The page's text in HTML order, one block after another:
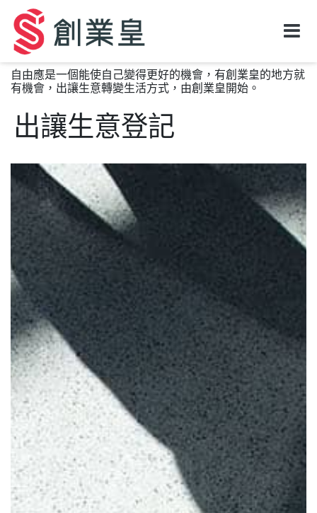
自由應是一個能使自己變得更好的機會，有創業皇的地方就
有機會，出讓生意轉變生活方式，由創業皇開始。
出讓生意登記